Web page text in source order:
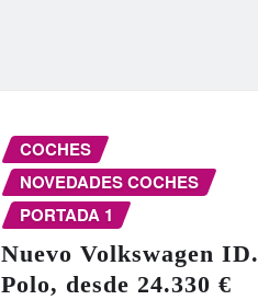
COCHES
NOVEDADES COCHES
PORTADA 1
Nuevo Volkswagen ID.
Polo, desde 24.330 €